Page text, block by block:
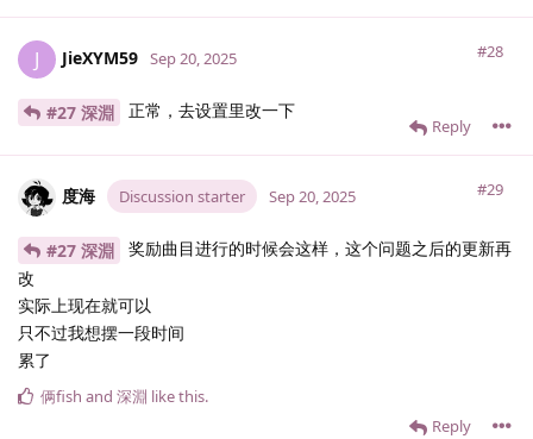
J JieXYM59 #28
Sep 20, 2025
#27 深淵 正常，去设置里改一下
Reply
度海 Discussion starter #29
Sep 20, 2025
#27 深淵
奖励曲目进行的时候会这样，这个问题之后的更新再
改
实际上现在就可以
只不过我想摆一段时间
累了
Reply
俩fish and 深淵 like this.